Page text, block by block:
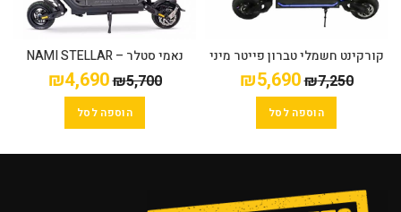
קורקינט חשמלי טברון פייטר מיני
₪7,250
₪5,690
הוספה לסל
נאמי סטלר NAMI STELLAR –
52V16HA
₪5,700
₪4,690
הוספה לסל